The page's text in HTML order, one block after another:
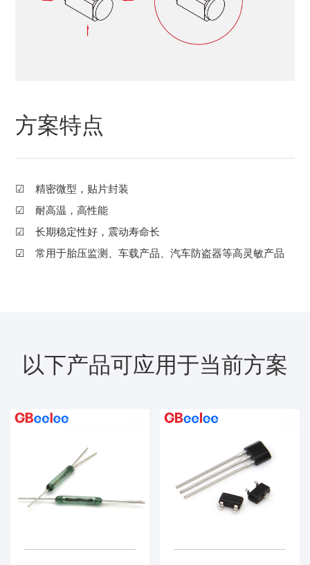
方案特点
☑ 精密微型，贴片封装
☑ 耐高温，高性能
☑ 长期稳定性好，震动寿命长
☑ 常用于胎压监测、车载产品、汽车防盗器等高灵敏产品
以下产品可应用于当前方案